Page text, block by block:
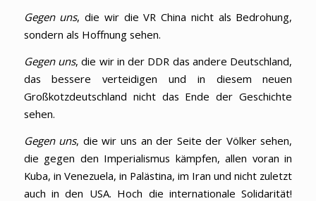
Gegen uns, die wir die VR China nicht als Bedrohung,
sondern als Hoffnung sehen.
Gegen uns, die wir in der DDR das andere Deutschland,
das bessere verteidigen und in diesem neuen
Großkotzdeutschland nicht das Ende der Geschichte
sehen.
Gegen uns, die wir uns an der Seite der Völker sehen,
die gegen den Imperialismus kämpfen, allen voran in
Kuba, in Venezuela, in Palästina, im Iran und nicht zuletzt
auch in den USA. Hoch die internationale Solidarität!